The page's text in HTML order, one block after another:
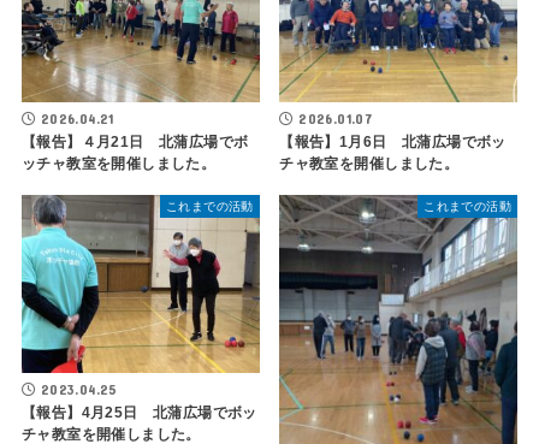
2026.04.21
【報告】４月21日 北蒲広場でボ
ッチャ教室を開催しました。
2026.01.07
【報告】1月6日 北蒲広場でボッ
チャ教室を開催しました。
これまでの活動
2023.04.25
【報告】4月25日 北蒲広場でボッ
チャ教室を開催しました。
これまでの活動